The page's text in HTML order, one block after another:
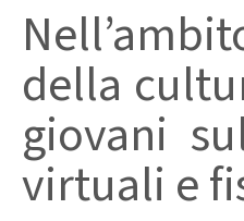
della
giovani
virtuali e